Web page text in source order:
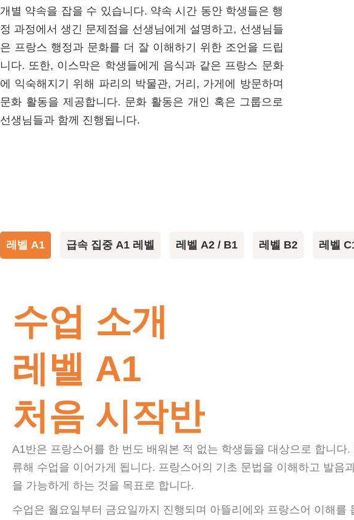
개별 약속을 잡을 수 있습니다. 약속 시간 동안 학생들은 행
정 과정에서 생긴 문제점을 선생님에게 설명하고, 선생님들
은 프랑스 행정과 문화를 더 잘 이해하기 위한 조언을 드립
니다. 또한, 이스막은 학생들에게 음식과 같은 프랑스 문화
에 익숙해지기 위해 파리의 박물관, 거리, 가게에 방문하며
문화 활동을 제공합니다. 문화 활동은 개인 혹은 그룹으로
선생님들과 함께 진행됩니다.
레벨 A1 급속 집중 A1 레벨 레벨 A2 / B1 레벨 B2 레벨
수업 소개
레벨 A1
처음 시작반
A1반은 프랑스어를 한 번도 배워본 적 없는 학생들을 대상으로 합니
류해 수업을 이어가게 됩니다. 프랑스어의 기초 문법을 이해하고 발음
을 가능하게 하는 것을 목표로 합니다.
수업은 월요일부터 금요일까지 진행되며 아뜰리에와 프랑스어 이해를